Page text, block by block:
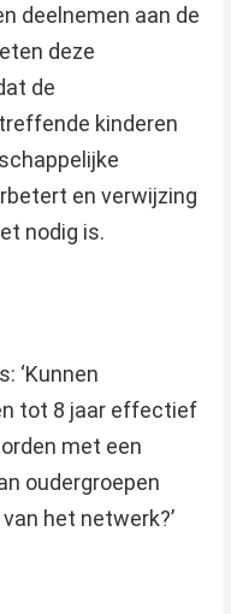
deelnemen aan de
deze
de
kinderen
en verwijzing
nodig is.
‘Kunnen
tot 8 jaar effectief
met een
oudergroepen
het netwerk?’